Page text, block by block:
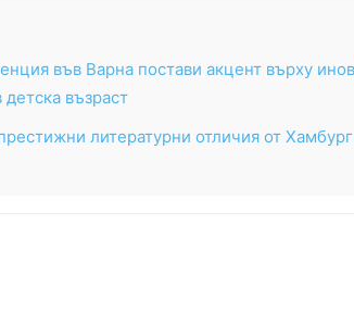
във Варна постави акцент върху
възраст
литературни отличия от Хамбург